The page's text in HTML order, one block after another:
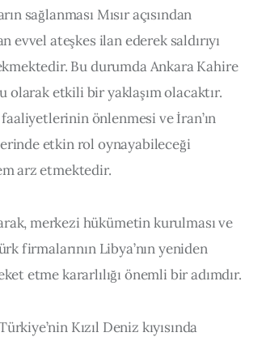
sağlanması Mısır açısından
evvel ateşkes ilan ederek saldırıyı
Bu durumda Ankara Kahire
olarak etkili bir yaklaşım olacaktır.
önlenmesi ve İran’ın
etkin rol oynayabileceği
arz etmektedir.
merkezi hükümetin kurulması ve
firmalarının Libya’nın yeniden
etme kararlılığı önemli bir adımdır.
Kızıl Deniz kıyısında